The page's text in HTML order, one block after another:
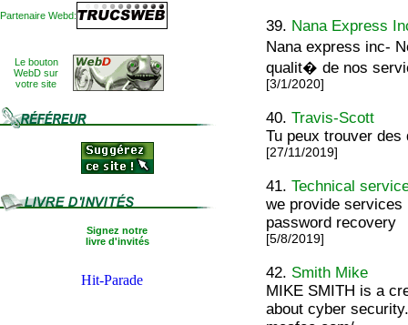
Partenaire Webd:
Le bouton
WebD sur
votre site
Signez notre
livre d'invités
39. Nana Express
Nana express inc-
qualit� de nos
[3/1/2020]
40.Travis-Scott
Tu peux trouver
[27/11/2019]
41.Technical
we provide
password recovery
[5/8/2019]
42. Smith Mike
MIKE SMITH is a
about cyber